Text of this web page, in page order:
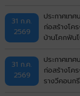
ขอนแก่น จั
อิเล็กทรอนิ
31 ก.ค.
2569
ประกาศเท
ก่อสร้างโค
บ้านโคกฟัน
จังหวัดขอน
bidding)
31 ก.ค.
2569
ประกาศเท
ก่อสร้างโค
รางวีคอนก